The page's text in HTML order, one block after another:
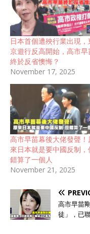
日本首個遭殃行業出現，
京遊行反高開始，高市早
終於反省懊悔？
November 17, 2025
高市早苗幕後大佬發聲！
來日本就是要中國反制，
錯算了一個人
November 21, 2025
高市早苗
徒」，已